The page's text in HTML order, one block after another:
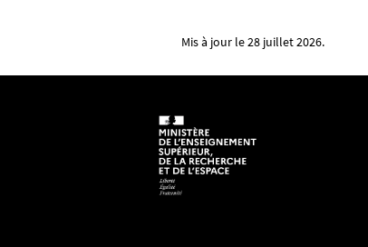
Mis à jour le 28 juillet 2026.